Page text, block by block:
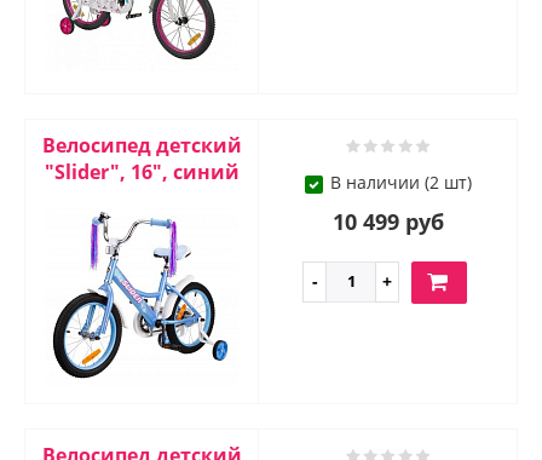
Велосипед детский
"Slider", 16", синий
В наличии (2 шт)
10 499 руб